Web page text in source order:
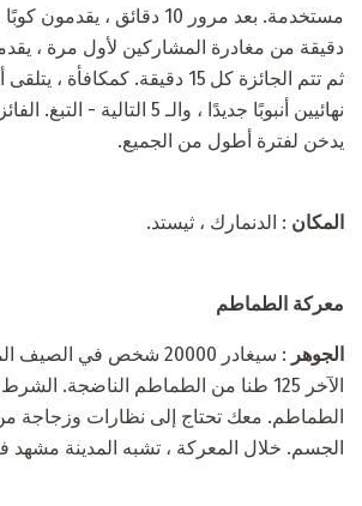
دقيقة من مغادرة المشاركين لأول مرة ،
نهائيين أنبوبًا جديدًا ، والـ 5
يدخن لفترة أطول من الجميع.
المكان : الدنمارك ، ثيستد.
معركة الطماطم
الجوهر
: سيغادر 20000 شخص في
الآخر 125 طنا من الطماطم الناضجة.
الطماطم. معك تحتاج إلى نظارات وزجاجة
الجسم. خلال المعركة ، تشبه المدينة مشهد